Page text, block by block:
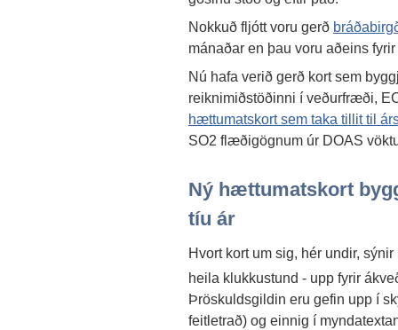
Nokkuð fljótt voru gerð
mánaðar en þau voru aðeins
Nú hafa verið gerð kort sem
reiknimiðstöðinni í veðurfræði,
hættumatskort sem taka tillit til
SO2 flæðigögnum úr DOAS
Ný hættumatskort
tíu ár
Hvort kort um sig, hér undir,
heila klukkustund - upp fyrir
Þröskuldsgildin eru gefin upp í
feitletrað) og einnig í